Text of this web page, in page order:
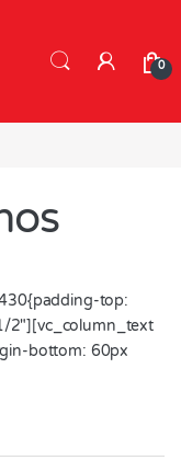
0
top:
2″][vc_column_text
bottom: 60px